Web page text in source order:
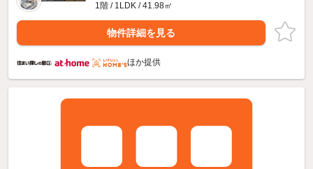
1階 / 1LDK / 41.98㎡
物件詳細を見る
ほか提供